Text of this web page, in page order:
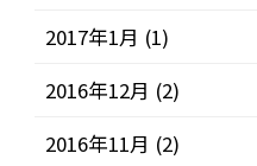
2017年1月 (1)
2016年12月 (2)
2016年11月 (2)